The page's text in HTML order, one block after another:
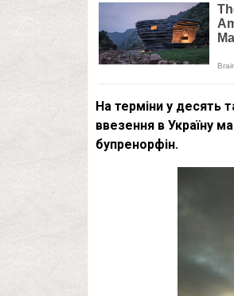
На терміни у десять
ввезення в Україну
бупренорфін.